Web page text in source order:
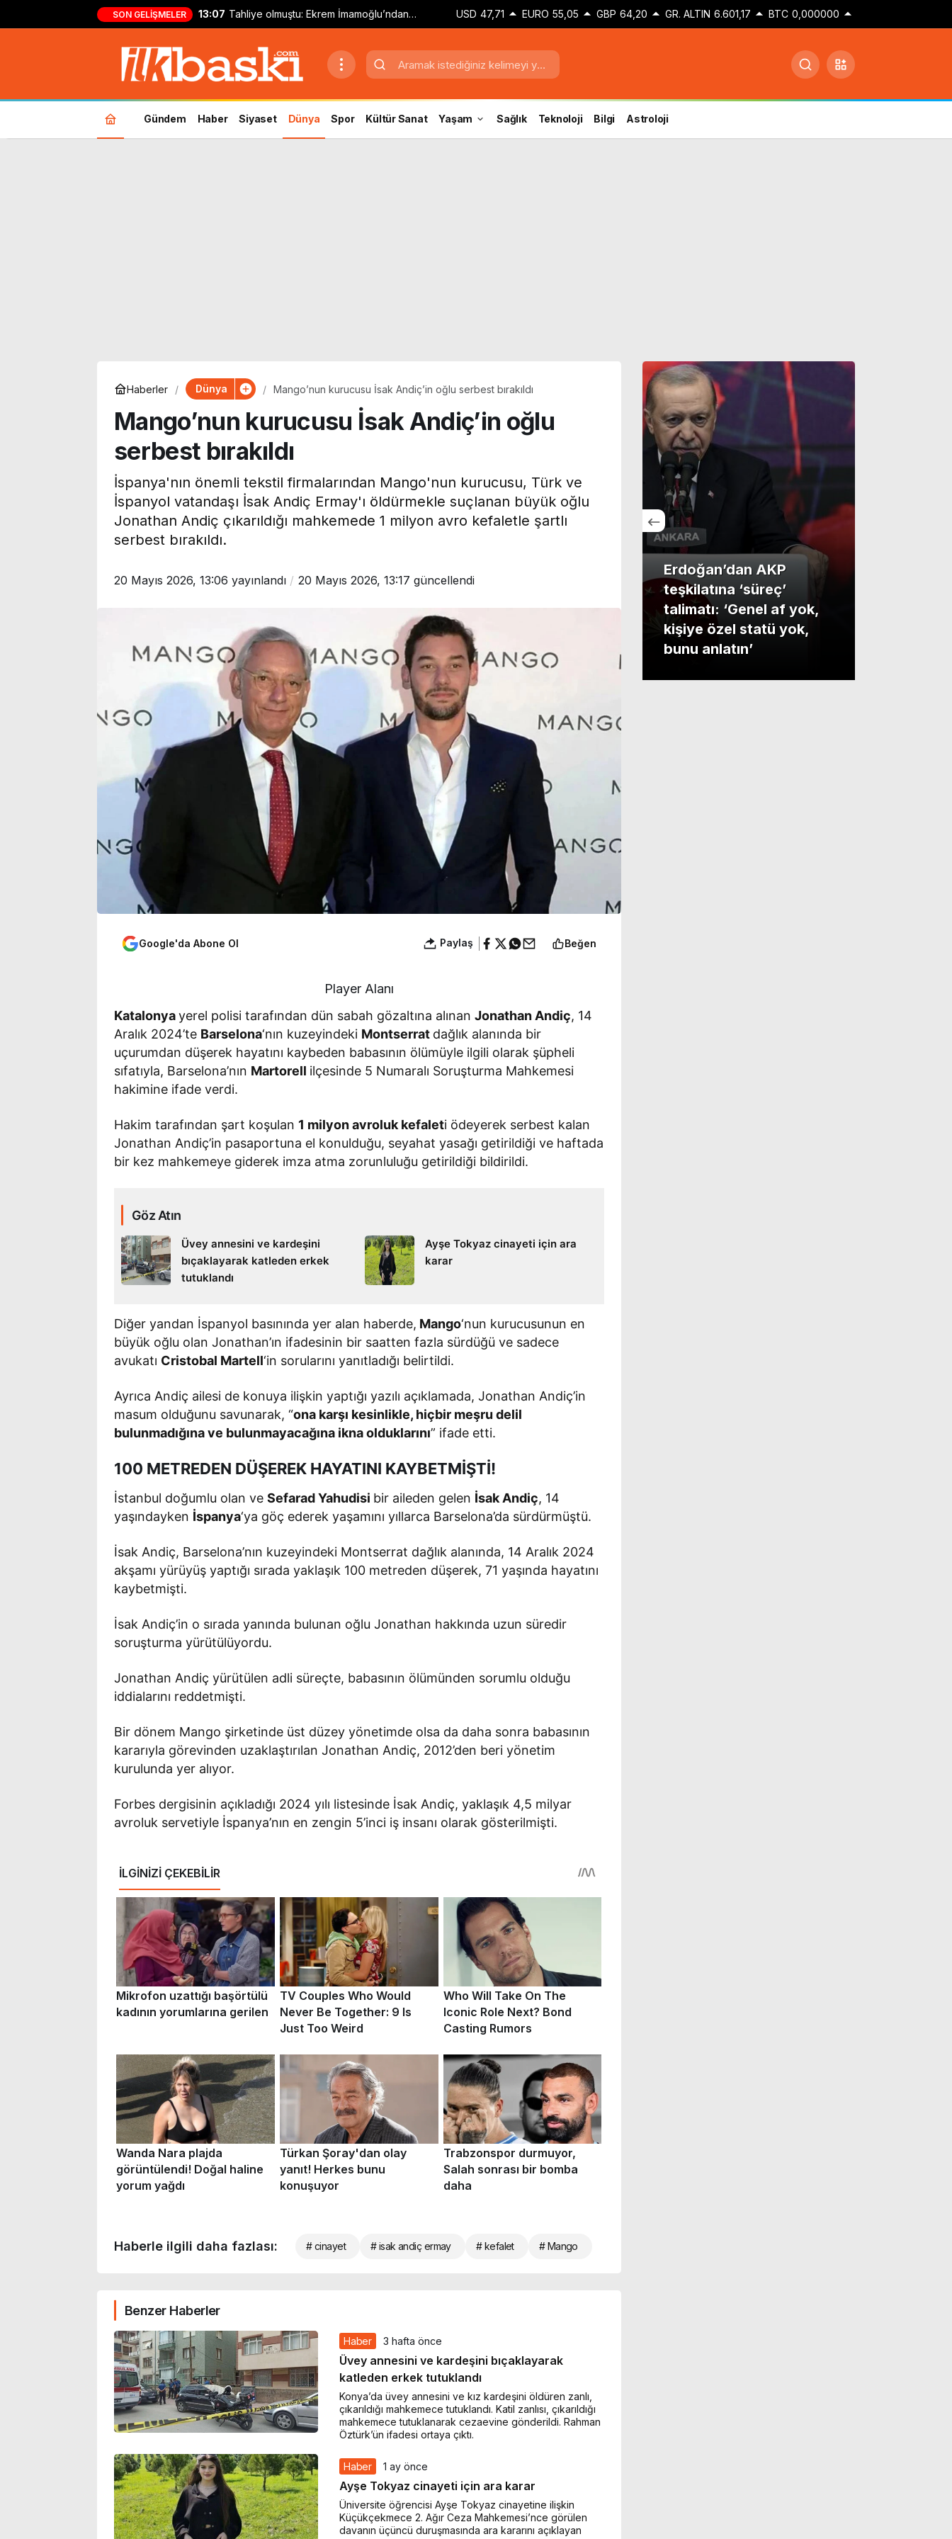
SON GELIŞMELER 13:07 Tahliye olmuştu: Ekrem İmamoğlu’ndan USD 47,71 EURO 55,05 GBP 64,20 GR. ALTIN 6.601,17 BTC 0,000000
Gündem Haber Siyaset Dünya Spor Kültür Sanat Yaşam Sağlık Teknoloji Bilgi Astroloji
Haberler Dünya Mango’nun kurucusu İsak Andiç’in oğlu serbest bırakıldı
Mango’nun kurucusu İsak Andiç’in oğlu
serbest bırakıldı
İspanya'nın önemli tekstil firmalarından Mango'nun kurucusu, Türk ve
İspanyol vatandaşı İsak Andiç Ermay'ı öldürmekle suçlanan büyük oğlu
Jonathan Andiç çıkarıldığı mahkemede 1 milyon avro kefaletle şartlı
serbest bırakıldı.
20 Mayıs 2026, 13:06 yayınlandı 20 Mayıs 2026, 13:17 güncellendi
Google'da Abone Ol Paylaş Beğen
Player Alanı
Katalonyayerel polisi tarafından dün sabah gözaltına alınanJonathan Andiç, 14
Aralık 2024’te Barselona‘nın kuzeyindeki Montserrat dağlık alanında bir
uçurumdan düşerek hayatını kaybeden babasının ölümüyle ilgili olarak şüpheli
sıfatıyla, Barselona’nın Martorell ilçesinde 5 Numaralı Soruşturma Mahkemesi
hakimine ifade verdi.
Hakim tarafından şart koşulan 1 milyon avroluk kefaleti ödeyerek serbest kalan
Jonathan Andiç’in pasaportuna el konulduğu, seyahat yasağı getirildiği ve haftada
bir kez mahkemeye giderek imza atma zorunluluğu getirildiği bildirildi.
Göz Atın
Üvey annesini ve kardeşini
bıçaklayarak katleden erkek
tutuklandı
Ayşe Tokyaz cinayeti için ara
karar
Diğer yandan İspanyol basınında yer alan haberde, Mango‘nun kurucusunun en
büyük oğlu olan Jonathan’ın ifadesinin bir saatten fazla sürdüğü ve sadece
avukatı Cristobal Martell‘in sorularını yanıtladığı belirtildi.
Ayrıca Andiç ailesi de konuya ilişkin yaptığı yazılı açıklamada, Jonathan Andiç’in
masum olduğunu savunarak, “ona karşı kesinlikle, hiçbir meşru delil
bulunmadığına ve bulunmayacağına ikna olduklarını” ifade etti.
100 METREDEN DÜŞEREK HAYATINI KAYBETMİŞTİ!
İstanbul doğumlu olan veSefarad Yahudisi bir aileden gelen İsak Andiç, 14
yaşındayken İspanya‘ya göç ederek yaşamını yıllarca Barselona’da sürdürmüştü.
İsak Andiç, Barselona’nın kuzeyindeki Montserrat dağlık alanında, 14 Aralık 2024
akşamı yürüyüş yaptığı sırada yaklaşık 100 metreden düşerek, 71 yaşında hayatını
kaybetmişti.
İsak Andiç’in o sırada yanında bulunan oğlu Jonathan hakkında uzun süredir
soruşturma yürütülüyordu.
Jonathan Andiç yürütülen adli süreçte, babasının ölümünden sorumlu olduğu
iddialarını reddetmişti.
Bir dönem Mango şirketinde üst düzey yönetimde olsa da daha sonra babasının
kararıyla görevinden uzaklaştırılan Jonathan Andiç, 2012’den beri yönetim
kurulunda yer alıyor.
Forbes dergisinin açıkladığı 2024 yılı listesinde İsak Andiç, yaklaşık 4,5 milyar
avroluk servetiyle İspanya’nın en zengin 5’inci iş insanı olarak gösterilmişti.
Haberle ilgili daha fazlası: # cinayet # isak andiç ermay # kefalet # Mango
Benzer Haberler
Haber 3 hafta önce
Üvey annesini ve kardeşini bıçaklayarak
katleden erkek tutuklandı
Konya’da üvey annesini ve kız kardeşini öldüren zanlı,
çıkarıldığı mahkemece tutuklandı. Katil zanlısı, çıkarıldığı
mahkemece tutuklanarak cezaevine gönderildi. Rahman
Öztürk’ün ifadesi ortaya çıktı.
Haber 1 ay önce
Ayşe Tokyaz cinayeti için ara karar
Üniversite öğrencisi Ayşe Tokyaz cinayetine ilişkin
Küçükçekmece 2. Ağır Ceza Mahkemesi’nce görülen
davanın üçüncü duruşmasında ara kararını açıklayan
Vergi ve SGK
yapılandırma fırsatı: Son
başvuru tarihi belli oldu
MHP’li Feti Yıldız’dan
‘çerçeve yasa’
açıklaması: Dikkat çeken
IRA ve FARC örnekleri
Erdoğan’dan AKP
teşkilatına ‘süreç’
talimatı: ‘Genel af yok,
kişiye özel statü yok,
bunu anlatın’